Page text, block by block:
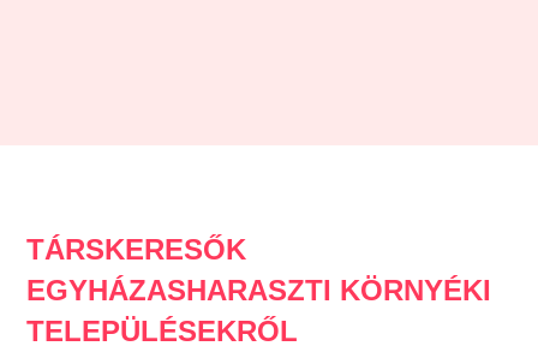
TÁRSKERESŐK
EGYHÁZASHARASZTI KÖRNYÉKI
TELEPÜLÉSEKRŐL